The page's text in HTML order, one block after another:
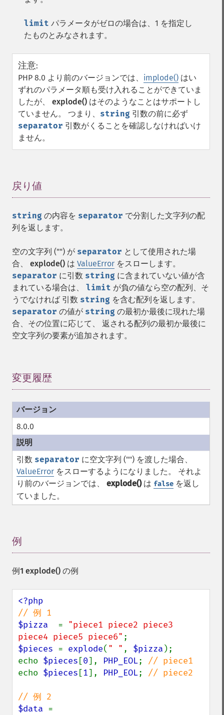
limit パラメータがゼロの場合は、1 を指定し
たものとみなされます。
注意:
PHP 8.0 より前のバージョンでは、 implode() はい
ずれのパラメータ順も受け入れることができていま
したが、 explode() はそのようなことはサポートし
ていません。 つまり、 string 引数の前に必ず
separator 引数がくることを確認しなければいけ
ません。
戻り値
string の内容を separator で分割した文字列の配
列を返します。
空の文字列 ("") が separator として使用された場
合、 explode() は ValueError をスローします。
separator に引数 string に含まれていない値が含
まれている場合は、 limit が負の値なら空の配列、そ
うでなければ 引数 string を含む配列を返します。
separator の値が string の最初か最後に現れた場
合、その位置に応じて、 返される配列の最初か最後に
空文字列の要素が追加されます。
変更履歴
8.0.0
引数 separator に空文字列 ("") を渡した場合、
ValueError をスローするようになりました。 それよ
り前のバージョンでは、 explode()は false を返し
ていました。
例
例1 explode() の例
$pizza = "piece1 piece2 piece3
piece4 piece5 piece6"
$pieces = explode( " " , $pizza );
echo $pieces [0], PHP_EOL;
echo $pieces [1], PHP_EOL; // piece2
$data